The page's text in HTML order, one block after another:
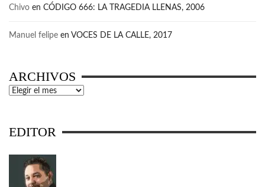
Chivo en CÓDIGO 666: LA TRAGEDIA LLENAS, 2006
Manuel felipe en VOCES DE LA CALLE, 2017
ARCHIVOS
Archivos
EDITOR